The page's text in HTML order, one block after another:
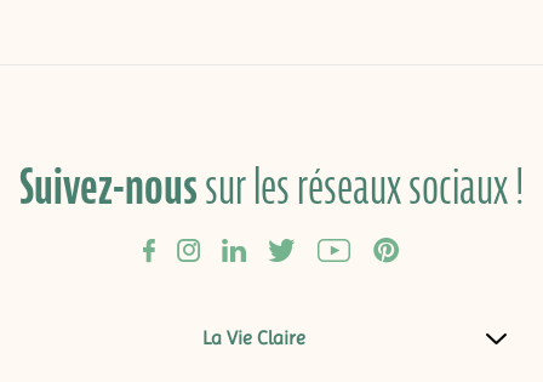
Suivez-noussur les réseaux sociaux !
La Vie Claire